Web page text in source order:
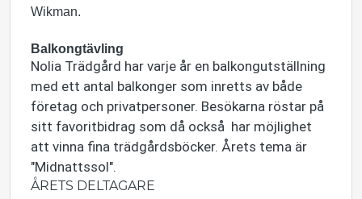
Wikman.
Balkongtävling
Nolia Trädgård har varje år en balkongutställning
med ett antal balkonger som inretts av både
företag och privatpersoner. Besökarna röstar på
sitt favoritbidrag som då också har möjlighet
att vinna fina trädgårdsböcker. Årets tema är
"Midnattssol".
ÅRETS DELTAGARE